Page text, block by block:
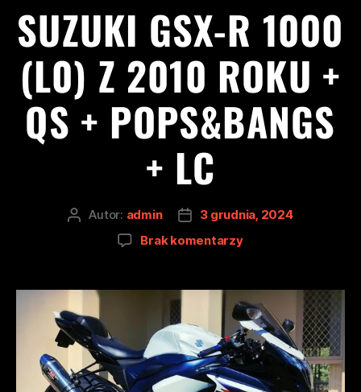
SUZUKI GSX-R 1000
(L0) Z 2010 ROKU +
QS + POPS&BANGS
+ LC
Autor: admin
3 grudnia, 2024
Brak komentarzy